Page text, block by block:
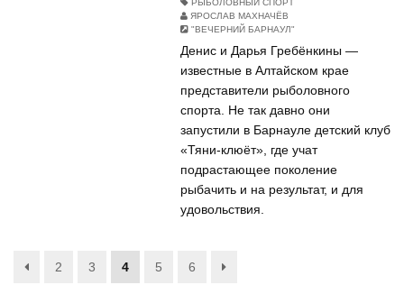
РЫБОЛОВНЫЙ СПОРТ
ЯРОСЛАВ МАХНАЧЁВ
"ВЕЧЕРНИЙ БАРНАУЛ"
Денис и Дарья Гребёнкины —
известные в Алтайском крае
представители рыболовного
спорта. Не так давно они
запустили в Барнауле детский клуб
«Тяни-клюёт», где учат
подрастающее поколение
рыбачить и на результат, и для
удовольствия.
2 3 4 5 6